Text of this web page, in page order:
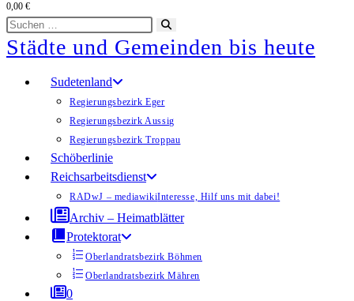
0,00 €
Diese
Website
durchsuchen
starten
Städte und Gemeinden bis heute
Sudetenland
Regierungsbezirk Eger
Regierungsbezirk Aussig
Regierungsbezirk Troppau
Schöberlinie
Reichsarbeitsdienst
RADwJ – mediawikiInteresse, Hilf uns mit dabei!
Archiv – Heimatblätter
Protektorat
Oberlandratsbezirk Böhmen
Oberlandratsbezirk Mähren
0